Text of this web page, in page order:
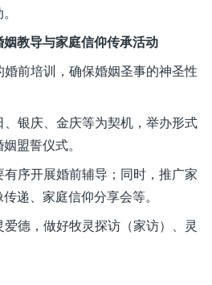
姻教导与家庭信仰传承活动
前培训，确保婚姻圣事的神圣性
银庆、金庆等为契机，举办形式
盟誓仪式。
序开展婚前辅导；同时，推广家
递、家庭信仰分享会等。
德，做好牧灵探访（家访）、灵